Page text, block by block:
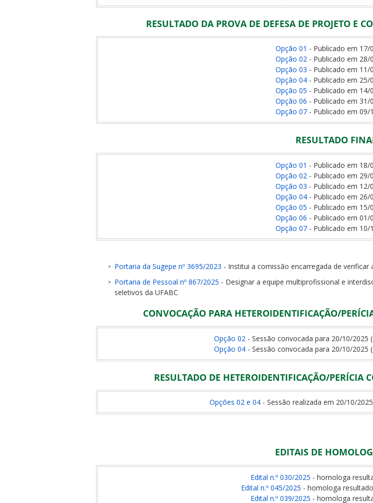
RESULTADO DA PROVA DE DEFESA DE PROJETO E
Opção 01 - Publicado em 17/
Opção 02 - Publicado em 28/
Opção 03 - Publicado em 11/
Opção 04 - Publicado em 25/
Opção 05 - Publicado em 14/
Opção 06 - Publicado em 31/
Opção 07 - Publicado em 09/
RESULTADO
Opção 01 - Publicado em 18/
Opção 02 - Publicado em 29/
Opção 03 - Publicado em 12/
Opção 04 - Publicado em 26/
Opção 05 - Publicado em 15/
Opção 06 - Publicado em 01/
Opção 07 - Publicado em 10/
Portaria da Sugepe nº 3695/2023 - Institui a comissão encarregada de
Portaria de Pessoal nº 867/2025 - Designar a equipe multiprofissional e
seletivos da UFABC
CONVOCAÇÃO PARA HETEROIDENTIFICAÇÃO/
Opção 02 - Sessão convocada para 20/10/2025
Opção 04 - Sessão convocada para 20/10/2025
RESULTADO DE HETEROIDENTIFICAÇÃO/PERÍCIA
Opções 02 e 04 - Sessão realizada em 20/10/
EDITAIS DE
Edital n.º 030/2025 - homologa
Edital n.º 045/2025 - homologa
Edital n.º 039/2025 - homologa